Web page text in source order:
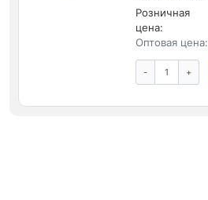
Розничная
цена:
Оптовая цена:
- +